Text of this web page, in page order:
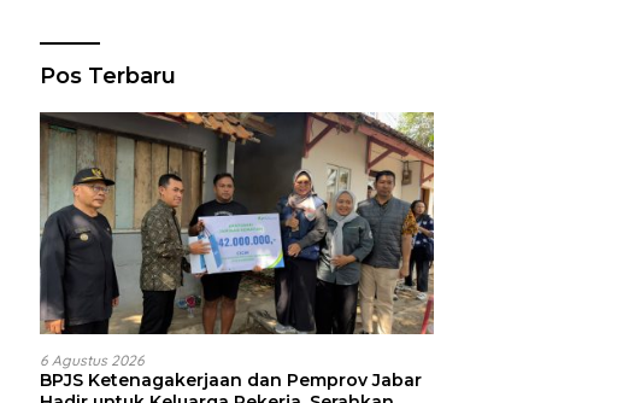
Pos Terbaru
6 Agustus 2026
BPJS Ketenagakerjaan dan Pemprov Jabar